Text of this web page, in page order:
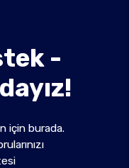
-
için burada.